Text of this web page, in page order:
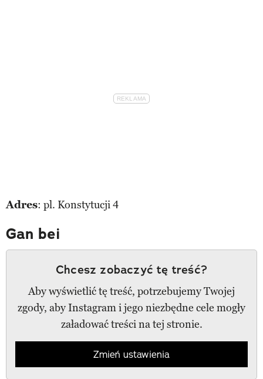
Adres: pl. Konstytucji 4
Gan bei
Chcesz zobaczyć tę treść?
Aby wyświetlić tę treść, potrzebujemy Twojej
zgody, aby Instagram i jego niezbędne cele mogły
załadować treści na tej stronie.
Zmień ustawienia